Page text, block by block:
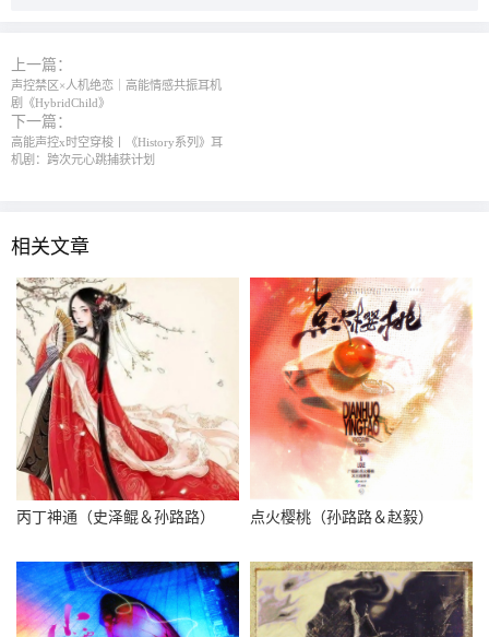
上一篇：
声控禁区×人机绝恋｜高能情感共振耳机
剧《HybridChild》
下一篇：
高能声控x时空穿梭丨《History系列》耳
机剧：跨次元心跳捕获计划
相关文章
丙丁神通（史泽鲲＆孙路路） 点火樱桃（孙路路＆赵毅）